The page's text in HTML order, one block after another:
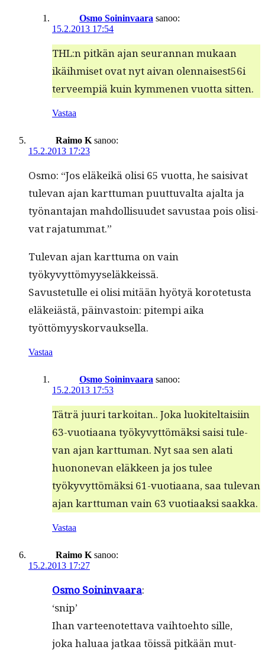
Osmo Soininvaara sanoo:
15.2.2013 17:54
THL:n pitkän ajan seu­ran­nan mukaan
ikäih­miset ovat nyt aivan olennaisest56i
ter­veem­piä kuin kymme­nen vuot­ta sitten.
Vastaa
Raimo K sanoo:
15.2.2013 17:23
Osmo: “Jos eläkeikä olisi 65 vuot­ta, he saisi­vat
tule­van ajan kart­tuman puut­tuval­ta ajal­ta ja
työ­nan­ta­jan mah­dol­lisu­udet savus­taa pois oli­si­
vat rajatummat.”
Tule­van ajan kart­tuma on vain
työkyvyttömyyseläkkeissä.
Savuste­tulle ei olisi mitään hyö­tyä korote­tus­ta
eläkeiästä, päin­vas­toin: pitem­pi aika
työttömyyskorvauksella.
Vastaa
Osmo Soininvaara sanoo:
15.2.2013 17:53
Täträ juuri tarkoi­tan.. Joka luokiteltaisi­in
63-vuo­ti­aana työkyvyt­tömäk­si saisi tule­
van ajan kart­tuman. Nyt saa sen alati
huononevan eläk­keen ja jos tulee
työkyvyt­tömäk­si 61-vuo­ti­aana, saa tule­van
ajan kart­tuman vain 63 vuo­ti­aak­si saakka.
Vastaa
Raimo K sanoo:
15.2.2013 17:27
Osmo Soin­in­vaara:
‘snip’
Ihan var­teenotet­ta­va vai­h­toe­hto sille,
joka halu­aa jatkaa töis­sä pitkään mut­